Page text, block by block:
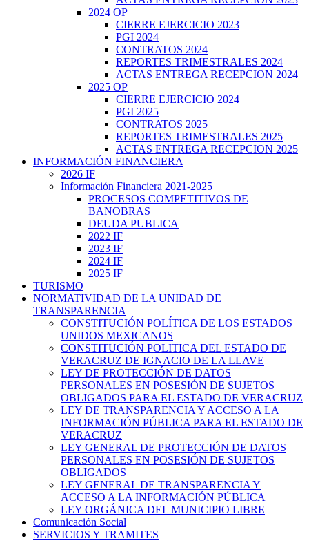
2024 OP
CIERRE EJERCICIO 2023
PGI 2024
CONTRATOS 2024
REPORTES TRIMESTRALES 2024
ACTAS ENTREGA RECEPCION 2024
2025 OP
CIERRE EJERCICIO 2024
PGI 2025
CONTRATOS 2025
REPORTES TRIMESTRALES 2025
ACTAS ENTREGA RECEPCION 2025
INFORMACIÓN FINANCIERA
2026 IF
Información Financiera 2021-2025
PROCESOS COMPETITIVOS DE
BANOBRAS
DEUDA PUBLICA
2022 IF
2023 IF
2024 IF
2025 IF
TURISMO
NORMATIVIDAD DE LA UNIDAD DE
TRANSPARENCIA
CONSTITUCIÓN POLÍTICA DE LOS ESTADOS
UNIDOS MEXICANOS
CONSTITUCIÓN POLITICA DEL ESTADO DE
VERACRUZ DE IGNACIO DE LA LLAVE
LEY DE PROTECCIÓN DE DATOS
PERSONALES EN POSESIÓN DE SUJETOS
OBLIGADOS PARA EL ESTADO DE VERACRUZ
LEY DE TRANSPARENCIA Y ACCESO A LA
INFORMACIÓN PÚBLICA PARA EL ESTADO DE
VERACRUZ
LEY GENERAL DE PROTECCIÓN DE DATOS
PERSONALES EN POSESIÓN DE SUJETOS
OBLIGADOS
LEY GENERAL DE TRANSPARENCIA Y
ACCESO A LA INFORMACIÓN PÚBLICA
LEY ORGÁNICA DEL MUNICIPIO LIBRE
Comunicación Social
SERVICIOS Y TRAMITES